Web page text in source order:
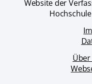
Website der
Über